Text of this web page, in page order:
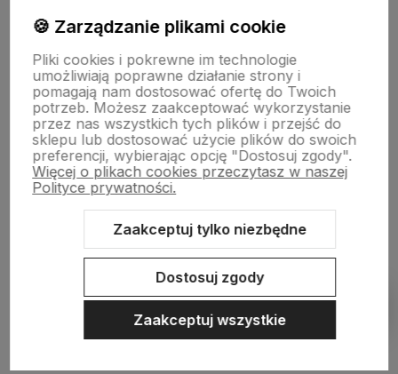
Płatności i dostawa
Informacje
O nas
Sklep internetowy Shoper.pl Szablon Shoper Modern 3.0™
🍪 Zarządzanie plikami cookie
Pliki cookies i pokrewne im technologie
umożliwiają poprawne działanie strony i
pomagają nam dostosować ofertę do Twoich
potrzeb. Możesz zaakceptować wykorzystanie
przez nas wszystkich tych plików i przejść do
sklepu lub dostosować użycie plików do swoich
preferencji, wybierając opcję "Dostosuj zgody".
Więcej o plikach cookies przeczytasz w naszej
Polityce prywatności.
Zaakceptuj tylko niezbędne
Dostosuj zgody
Zaakceptuj wszystkie